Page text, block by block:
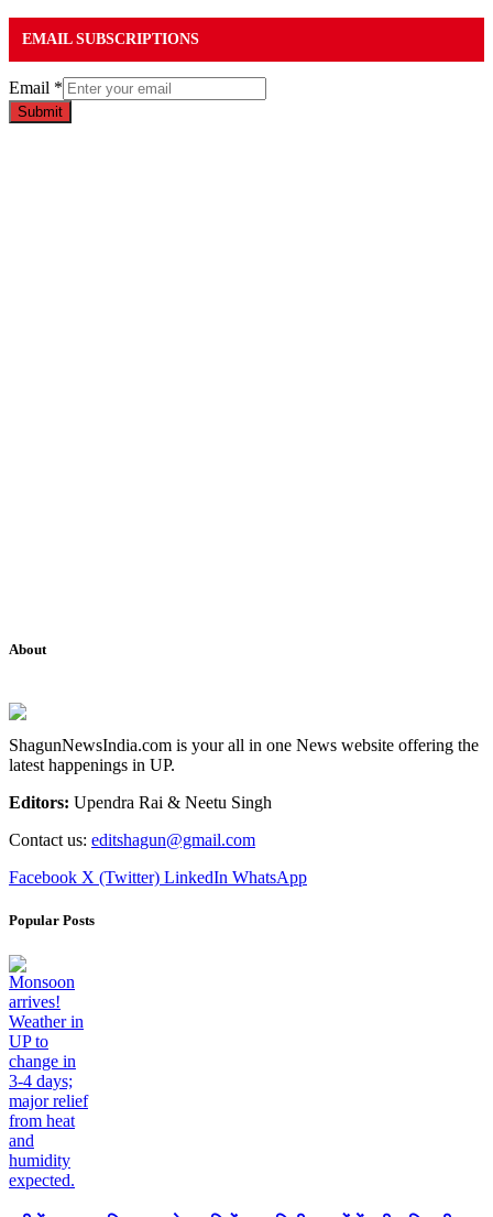
EMAIL SUBSCRIPTIONS
Email *
Submit
About
ShagunNewsIndia.com is your all in one News website offering the
latest happenings in UP.
Editors: Upendra Rai & Neetu Singh
Contact us: editshagun@gmail.com
Facebook X (Twitter) LinkedIn WhatsApp
Popular Posts